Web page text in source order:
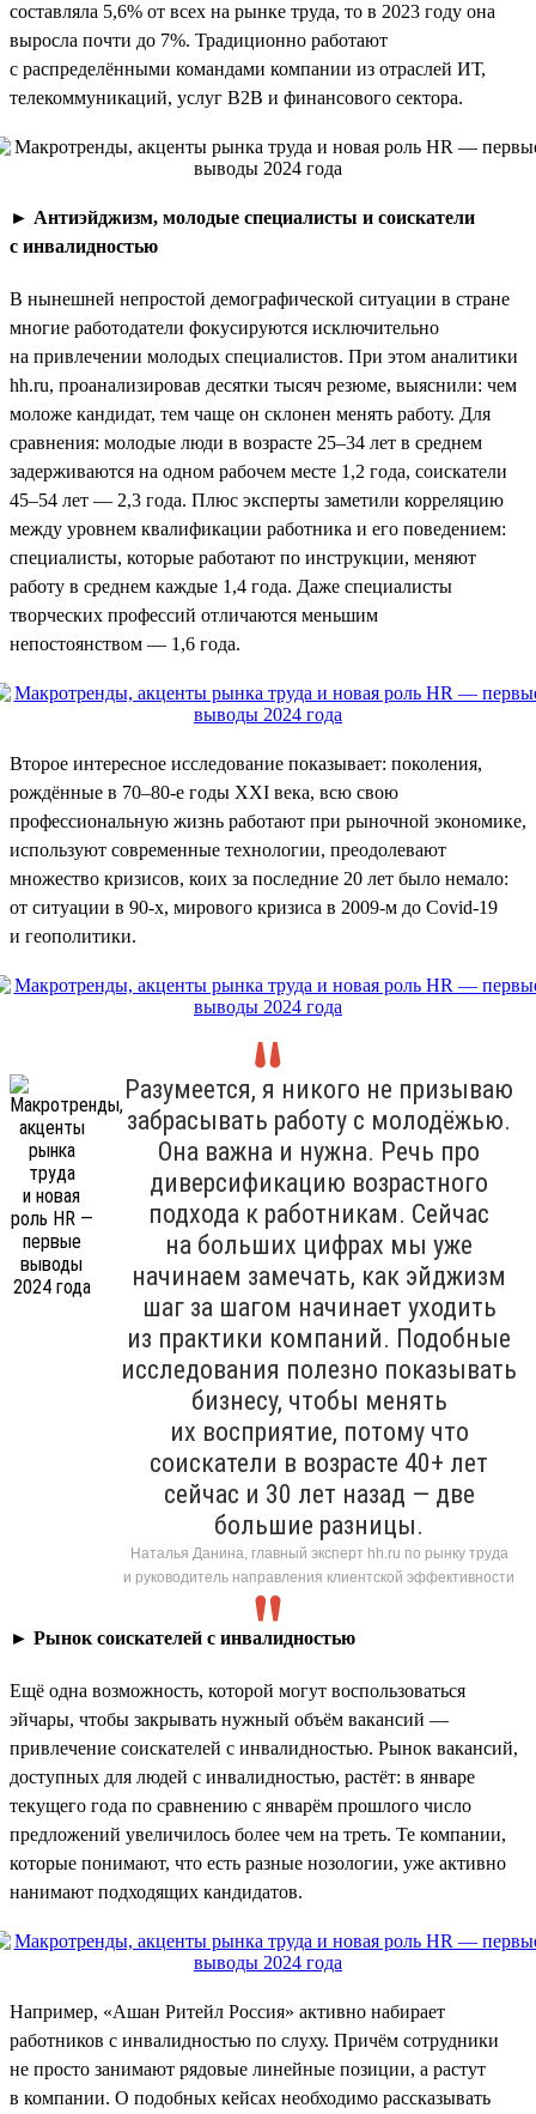
составляла 5,6% от всех на рынке труда, то в 2023 году она
выросла почти до 7%. Традиционно работают
с распределёнными командами компании из отраслей ИТ,
телекоммуникаций, услуг B2B и финансового сектора.
► Антиэйджизм, молодые специалисты и соискатели
с инвалидностью
В нынешней непростой демографической ситуации в стране
многие работодатели фокусируются исключительно
на привлечении молодых специалистов. При этом аналитики
hh.ru, проанализировав десятки тысяч резюме, выяснили: чем
моложе кандидат, тем чаще он склонен менять работу. Для
сравнения: молодые люди в возрасте 25–34 лет в среднем
задерживаются на одном рабочем месте 1,2 года, соискатели
45–54 лет — 2,3 года. Плюс эксперты заметили корреляцию
между уровнем квалификации работника и его поведением:
специалисты, которые работают по инструкции, меняют
работу в среднем каждые 1,4 года. Даже специалисты
творческих профессий отличаются меньшим
непостоянством — 1,6 года.
Второе интересное исследование показывает: поколения,
рождённые в 70–80-е годы XXI века, всю свою
профессиональную жизнь работают при рыночной экономике,
используют современные технологии, преодолевают
множество кризисов, коих за последние 20 лет было немало:
от ситуации в 90-х, мирового кризиса в 2009-м до Covid-19
и геополитики.
Разумеется, я никого не призываю
забрасывать работу с молодёжью.
Она важна и нужна. Речь про
диверсификацию возрастного
подхода к работникам. Сейчас
на больших цифрах мы уже
начинаем замечать, как эйджизм
шаг за шагом начинает уходить
из практики компаний. Подобные
исследования полезно показывать
бизнесу, чтобы менять
их восприятие, потому что
соискатели в возрасте 40+ лет
сейчас и 30 лет назад — две
большие разницы.
Наталья Данина, главный эксперт hh.ru по рынку труда
и руководитель направления клиентской эффективности
► Рынок соискателей с инвалидностью
Ещё одна возможность, которой могут воспользоваться
эйчары, чтобы закрывать нужный объём вакансий —
привлечение соискателей с инвалидностью. Рынок вакансий,
доступных для людей с инвалидностью, растёт: в январе
текущего года по сравнению с январём прошлого число
предложений увеличилось более чем на треть. Те компании,
которые понимают, что есть разные нозологии, уже активно
нанимают подходящих кандидатов.
Например, «Ашан Ритейл Россия» активно набирает
работников с инвалидностью по слуху. Причём сотрудники
не просто занимают рядовые линейные позиции, а растут
в компании. О подобных кейсах необходимо рассказывать